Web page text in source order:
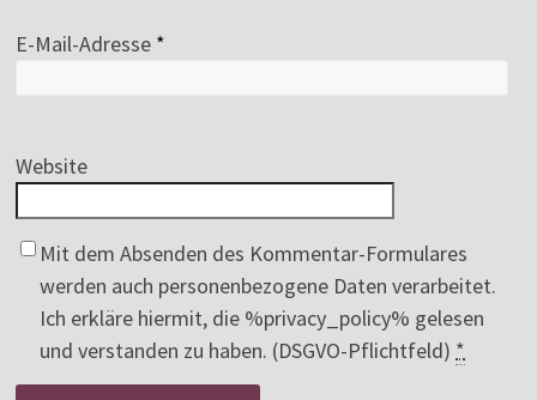
E-Mail-Adresse *
Website
Mit dem Absenden des Kommentar-Formulares
werden auch personenbezogene Daten verarbeitet.
Ich erkläre hiermit, die %privacy_policy% gelesen
und verstanden zu haben. (DSGVO-Pflichtfeld) *